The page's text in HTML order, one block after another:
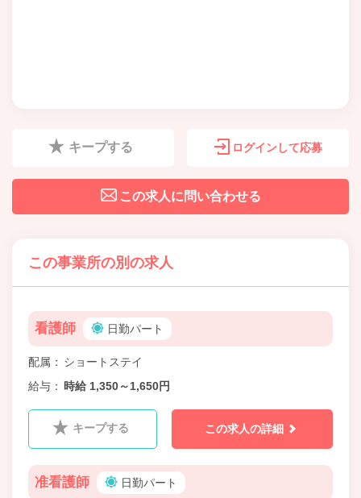
キープする ログインして応募
この求人に問い合わせる
この事業所の別の求人
看護師 日勤パート
配属
ショートステイ
給与
時給 1,350～1,650円
キープする この求人の詳細
准看護師 日勤パート